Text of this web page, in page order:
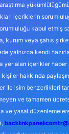
içeriklerin
kabul etmiş
kurum veya şahıs
yalnızca kendi
yer alan içerikler
hakkında
ile isim benzerlikleri
ve tamamen
ve yasal